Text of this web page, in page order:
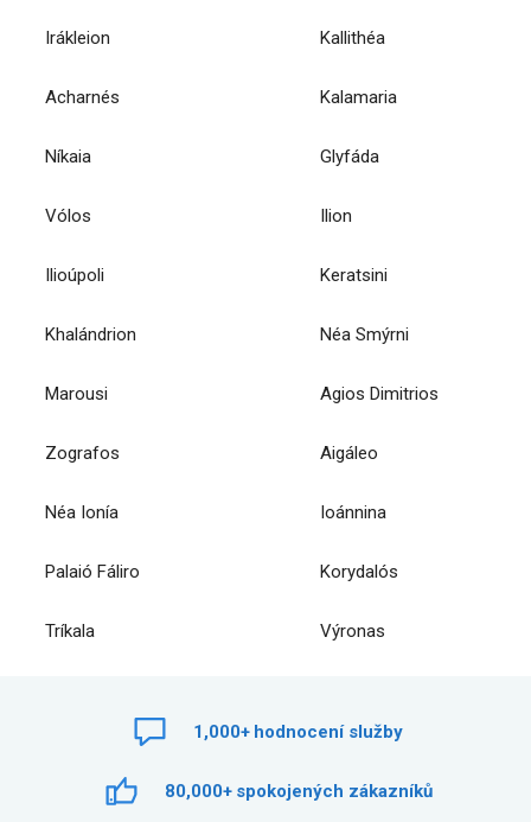
Irákleion Kallithéa
Acharnés Kalamaria
Níkaia Glyfáda
Vólos Ilion
Ilioúpoli Keratsini
Khalándrion Néa Smýrni
Marousi Agios Dimitrios
Zografos Aigáleo
Néa Ionía Ioánnina
Palaió Fáliro Korydalós
Tríkala Výronas
1,000+ hodnocení služby
80,000+ spokojených zákazníků